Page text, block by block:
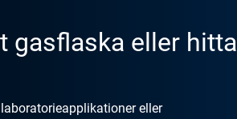
gasflaska eller hitta
eller